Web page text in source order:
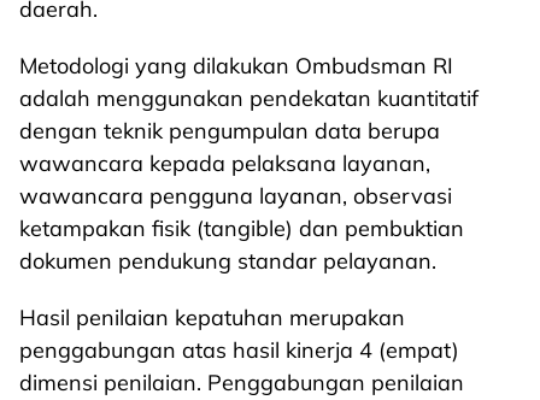
daerah.
Metodologi yang dilakukan Ombudsman RI
adalah menggunakan pendekatan kuantitatif
dengan teknik pengumpulan data berupa
wawancara kepada pelaksana layanan,
wawancara pengguna layanan, observasi
ketampakan fisik (tangible) dan pembuktian
dokumen pendukung standar pelayanan.
Hasil penilaian kepatuhan merupakan
penggabungan atas hasil kinerja 4 (empat)
dimensi penilaian. Penggabungan penilaian